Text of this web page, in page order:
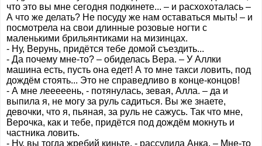
что это вы мне сегодня подкинете... – и расхохоталась –
А что же делать? Не посуду же нам оставаться мыть! – и
посмотрела на свои длинные розовые ногти с
маленькими брильянтиками на мизинцах.
- Ну, Верунь, придётся тебе домой съездить...
- Да почему мне-то? – обиделась Вера. – У Аллки
машина есть, пусть она едет! А то мне такси ловить, под
дождём стоять... Это не справедливо в конце-концов!
- А мне лееееень, - потянулась, зевая, Алла. – да и
выпила я, не могу за руль садиться. Вы же знаете,
девочки, что я, пьяная, за руль не сажусь. Так что мне,
Верочка, как и тебе, придётся под дождём мокнуть и
частника ловить.
- Ну, вы тогда жребий киньте, - рассудила Анка. – Мне-то